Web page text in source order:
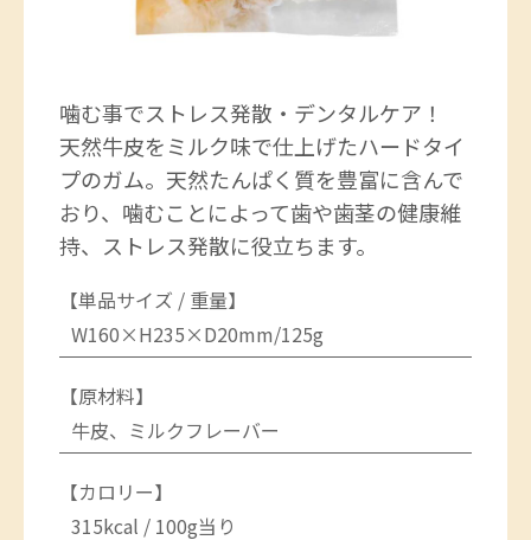
噛む事でストレス発散・デンタルケア！
天然牛皮をミルク味で仕上げたハードタイ
プのガム。天然たんぱく質を豊富に含んで
おり、噛むことによって歯や歯茎の健康維
持、ストレス発散に役立ちます。
【単品サイズ / 重量】
W160×H235×D20mm/125g
【原材料】
牛皮、ミルクフレーバー
【カロリー】
315kcal / 100g当り